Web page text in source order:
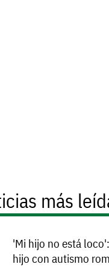
más
'Mi hijo no está
hijo con autismo